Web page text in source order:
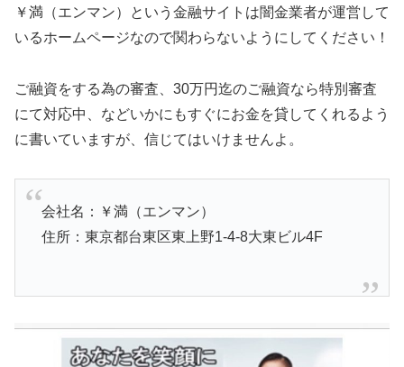
￥満（エンマン）という金融サイトは闇金業者が運営して
いるホームページなので関わらないようにしてください！
ご融資をする為の審査、30万円迄のご融資なら特別審査
にて対応中、などいかにもすぐにお金を貸してくれるよう
に書いていますが、信じてはいけませんよ。
会社名：￥満（エンマン）
住所：東京都台東区東上野1-4-8大東ビル4F